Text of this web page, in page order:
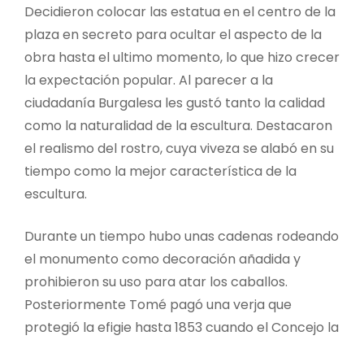
Decidieron colocar las estatua en el centro de la
plaza en secreto para ocultar el aspecto de la
obra hasta el ultimo momento, lo que hizo crecer
la expectación popular. Al parecer a la
ciudadanía Burgalesa les gustó tanto la calidad
como la naturalidad de la escultura. Destacaron
el realismo del rostro, cuya viveza se alabó en su
tiempo como la mejor característica de la
escultura.
Durante un tiempo hubo unas cadenas rodeando
el monumento como decoración añadida y
prohibieron su uso para atar los caballos.
Posteriormente Tomé pagó una verja que
protegió la efigie hasta 1853 cuando el Concejo la